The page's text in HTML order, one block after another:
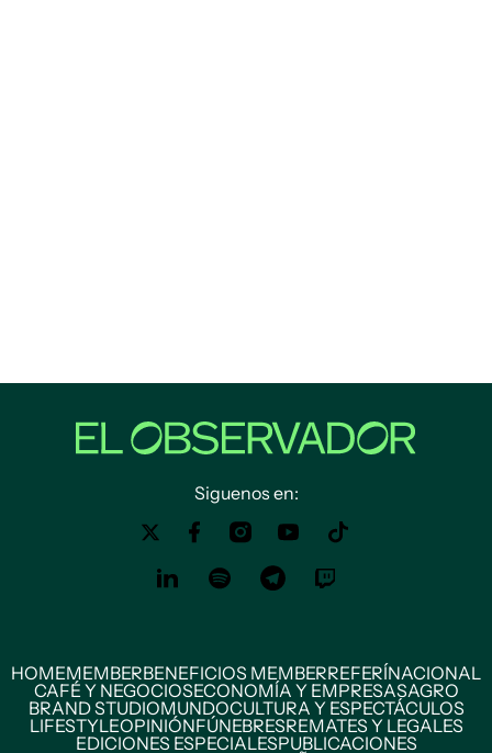
Siguenos en:
HOMEMEMBERBENEFICIOS MEMBERREFERÍNACIONAL
CAFÉ Y NEGOCIOSECONOMÍA Y EMPRESASAGRO
BRAND STUDIOMUNDOCULTURA Y ESPECTÁCULOS
LIFESTYLEOPINIÓNFÚNEBRESREMATES Y LEGALES
EDICIONES ESPECIALESPUBLICACIONES